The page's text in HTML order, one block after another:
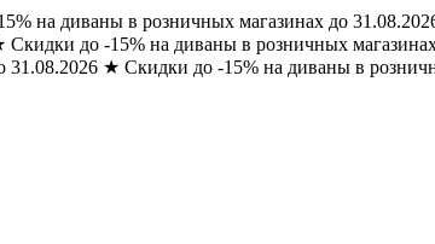
на диваны в розничных магазинах до
Скидки до -15% на диваны в розничных
31.08.2026 ★ Скидки до -15% на диваны в